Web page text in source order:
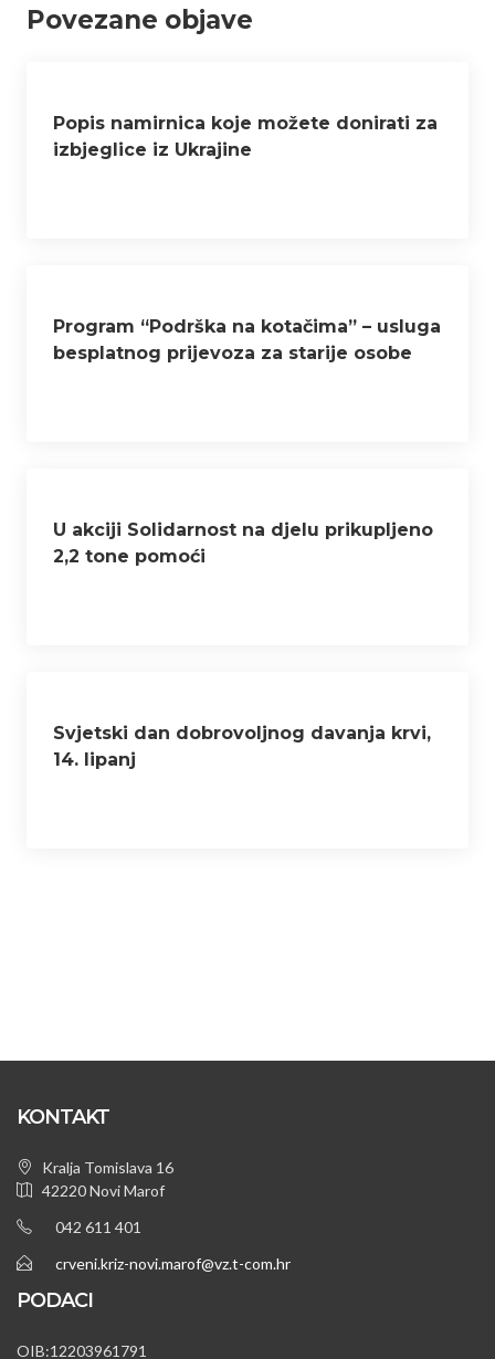
Povezane objave
Popis namirnica koje možete donirati za
izbjeglice iz Ukrajine
Program “Podrška na kotačima” – usluga
besplatnog prijevoza za starije osobe
U akciji Solidarnost na djelu prikupljeno
2,2 tone pomoći
Svjetski dan dobrovoljnog davanja krvi,
14. lipanj
KONTAKT
Kralja Tomislava 16
42220 Novi Marof
042 611 401
crveni.kriz-novi.marof@vz.t-com.hr
PODACI
OIB:12203961791